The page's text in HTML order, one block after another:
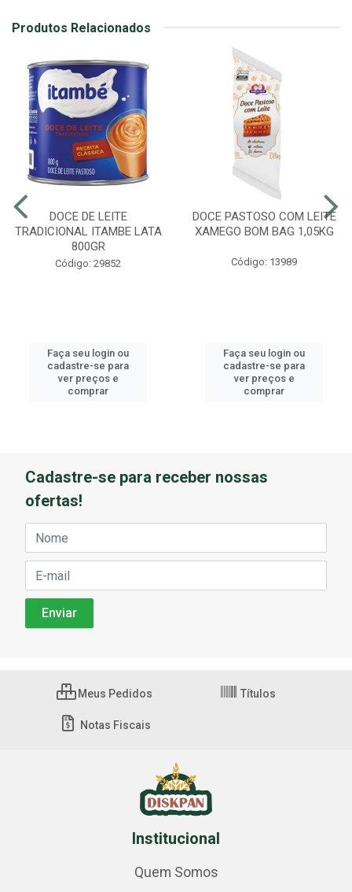
Produtos Relacionados
DOCE DE LEITE
TRADICIONAL ITAMBE LATA
800GR
Código: 29852
Faça seu login ou
cadastre-se para
ver preços e
comprar
DOCE PASTOSO COM LEITE
XAMEGO BOM BAG 1,05KG
Código: 13989
Faça seu login ou
cadastre-se para
ver preços e
comprar
Cadastre-se para receber nossas
ofertas!
Meus Pedidos Títulos
Notas Fiscais
Institucional
Quem Somos